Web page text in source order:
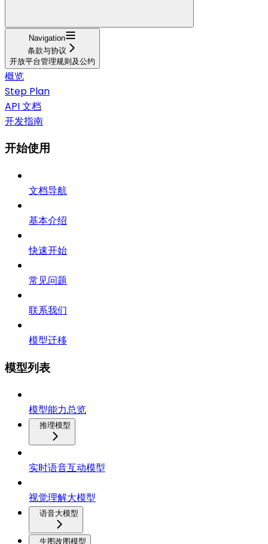
Navigation
条款与协议
开放平台管理规则及公约
概览
Step Plan
API 文档
开发指南
开始使用
文档导航
基本介绍
快速开始
常见问题
联系我们
模型迁移
模型列表
模型能力总览
推理模型
实时语音互动模型
视觉理解大模型
语音大模型
生图改图模型